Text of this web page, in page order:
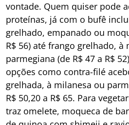
vontade. Quem quiser pode
proteínas, já com o bufê
grelhado, empanado ou
R$ 56) até frango grelhado, à
parmegiana (de R$ 47 a R$
opções como contra-filé
grelhada, à milanesa ou
R$ 50,20 a R$ 65. Para
traz omelete, moqueca de